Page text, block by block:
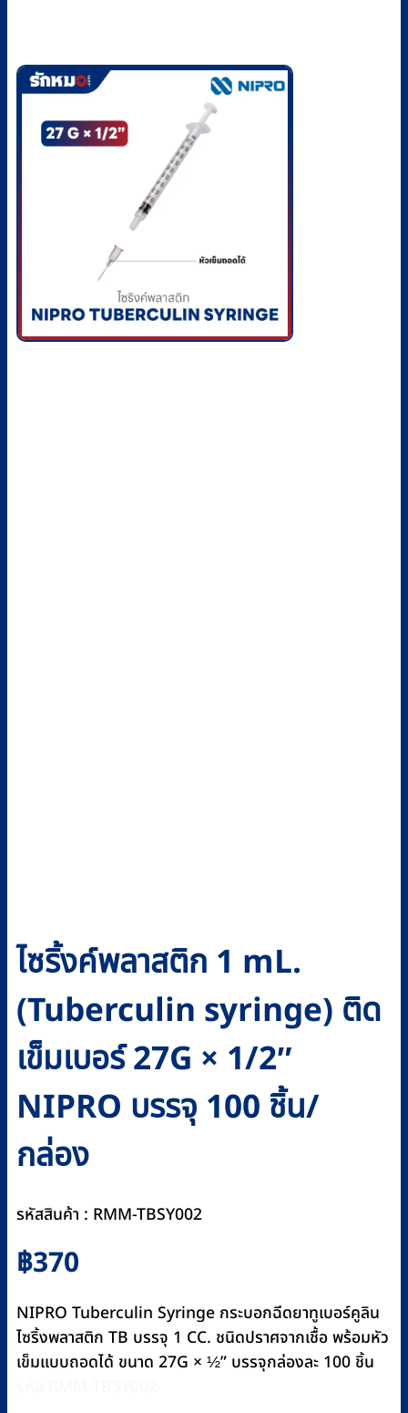
ไซริ้งค์พลาสติก 1 mL.
(Tuberculin syringe) ติด
เข็มเบอร์ 27G × 1/2″
NIPRO บรรจุ 100 ชิ้น/
กล่อง
รหัสสินค้า : RMM-TBSY002
฿370
NIPRO Tuberculin Syringe กระบอกฉีดยาทูเบอร์คูลิน
ไซริ้งพลาสติก TB บรรจุ 1 CC. ชนิดปราศจากเชื้อ พร้อมหัว
เข็มแบบถอดได้ ขนาด 27G × ½” บรรจุกล่องละ 100 ชิ้น